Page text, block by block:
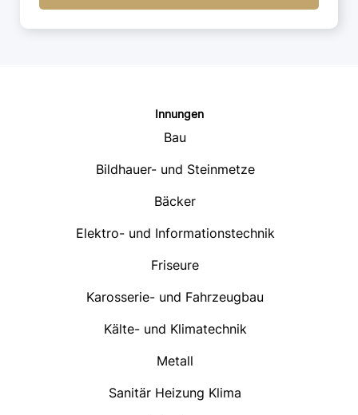
Innungen
Bau
Bildhauer- und Steinmetze
Bäcker
Elektro- und Informationstechnik
Friseure
Karosserie- und Fahrzeugbau
Kälte- und Klimatechnik
Metall
Sanitär Heizung Klima